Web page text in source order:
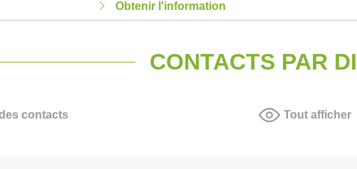
Obtenir l'information
CONTACTS PAR
contacts Tout afficher